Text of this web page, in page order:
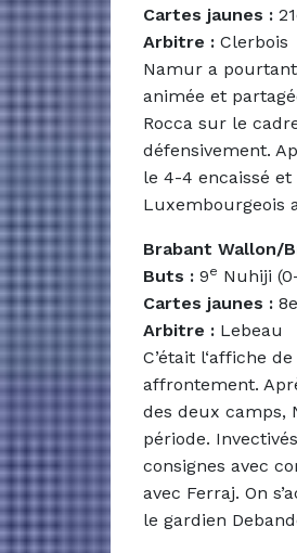
Cartes jaunes :
Arbitre : Clerbois
Namur a
animée et
Rocca sur le
défensivement.
le 4-4 encaissé
Luxembourgeois
Brabant Wallon/
Buts : 9e Nuhiji
Cartes jaunes :
Arbitre : Lebeau
C’était l‘affiche
affrontement.
des deux camps,
période.
consignes avec
avec Ferraj. On
le gardien